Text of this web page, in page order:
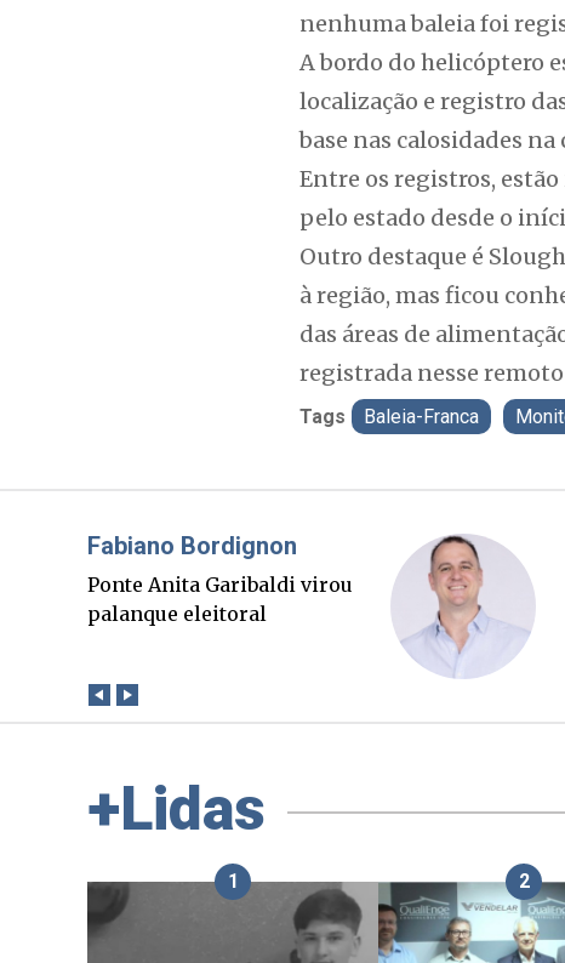
nenhuma baleia foi
A bordo do helicóptero
localização e registro
base nas calosidades
Entre os registros,
pelo estado desde o
Outro destaque é
à região, mas ficou
das áreas de
registrada nesse
Tags Baleia-Franca
Misael Elias
O Boato corre mais rápido
que a verdade. Mas quem
+Lidas
1 2